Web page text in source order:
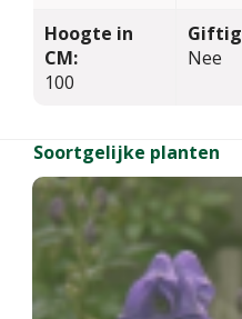
Hoogte in
CM:
100
Nee
Soortgelijke planten